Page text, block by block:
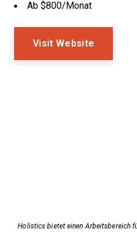
Ab $800/Monat
Visit Website
Holistics bietet einen Arbeitsbereich